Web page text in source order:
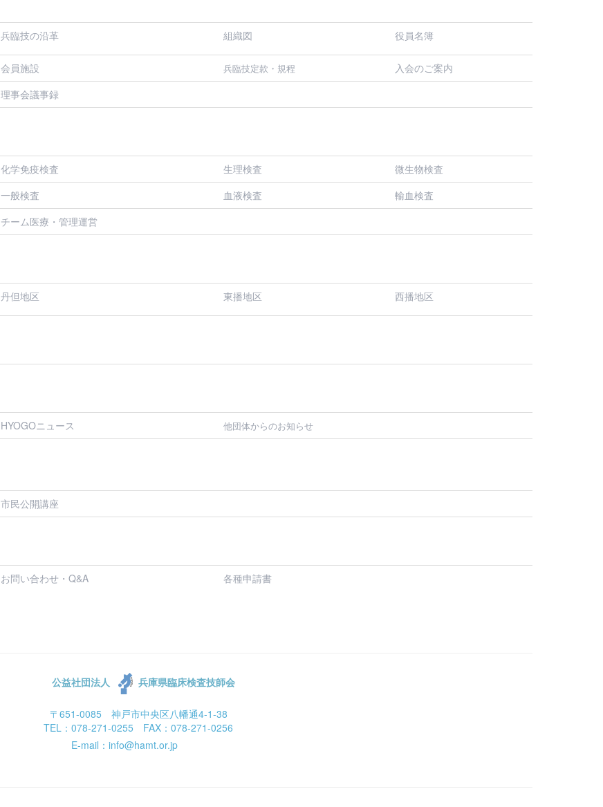
兵臨技の沿革 組織図 役員名簿
会員施設 兵臨技定款・規程 入会のご案内
理事会議事録
化学免疫検査 生理検査
微生物検査
一般検査 血液検査
輸血検査
チーム医療・管理運営
丹但地区 東播地区 西播地区
HYOGOニュース 他団体からのお知らせ
市民公開講座
お問い合わせ・Q&A 各種申請書
公益社団法人 兵庫県臨床検査技師会
〒651-0085 神戸市中央区八幡通4-1-38
TEL：078-271-0255 FAX：078-271-0256
E-mail：info@hamt.or.jp